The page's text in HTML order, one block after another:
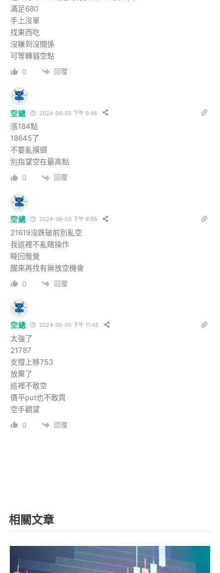
滿足680
手上沒單
找東西吃
沒賺到沒關係
可等轉弱空點
0 回覆
空總 2024-06-05 下午 9:46
漲184點
18645了
不要亂摸頭
別指望空在最高點
0 回覆
空總 2024-06-05 下午 9:56
21619沒跌破前別亂空
我這裡不亂瞎操作
睡回籠覺
醒來再找有無放空機會
0 回覆
空總 2024-06-05 下午 11:45
太強了
21787
支撐上移753
放棄了
這裡不敢空
價平put也不敢買
空手觀望
0 回覆
相關文章